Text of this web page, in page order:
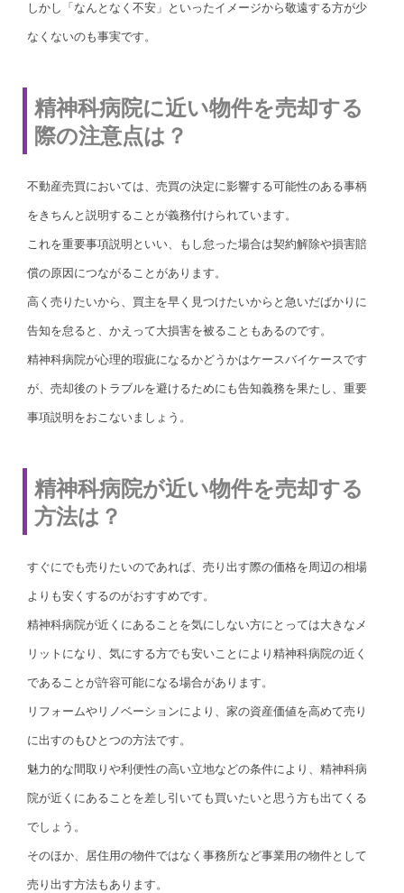
しかし「なんとなく不安」といったイメージから敬遠する方が少
なくないのも事実です。
精神科病院に近い物件を売却する
際の注意点は？
不動産売買においては、売買の決定に影響する可能性のある事柄
をきちんと説明することが義務付けられています。
これを重要事項説明といい、もし怠った場合は契約解除や損害賠
償の原因につながることがあります。
高く売りたいから、買主を早く見つけたいからと急いだばかりに
告知を怠ると、かえって大損害を被ることもあるのです。
精神科病院が心理的瑕疵になるかどうかはケースバイケースです
が、売却後のトラブルを避けるためにも告知義務を果たし、重要
事項説明をおこないましょう。
精神科病院が近い物件を売却する
方法は？
すぐにでも売りたいのであれば、売り出す際の価格を周辺の相場
よりも安くするのがおすすめです。
精神科病院が近くにあることを気にしない方にとっては大きなメ
リットになり、気にする方でも安いことにより精神科病院の近く
であることが許容可能になる場合があります。
リフォームやリノベーションにより、家の資産価値を高めて売り
に出すのもひとつの方法です。
魅力的な間取りや利便性の高い立地などの条件により、精神科病
院が近くにあることを差し引いても買いたいと思う方も出てくる
でしょう。
そのほか、居住用の物件ではなく事務所など事業用の物件として
売り出す方法もあります。